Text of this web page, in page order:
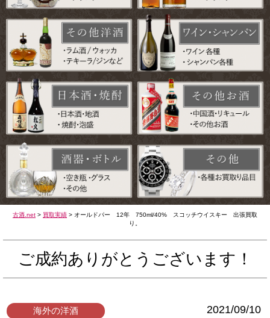
古酒.net > 買取実績 > オールドパー 12年 750ml/40% スコッチウイスキー 出張買取
り。
ご成約ありがとうございます！
海外の洋酒 2021/09/10